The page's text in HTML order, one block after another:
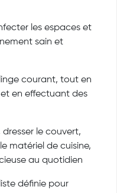
les espaces et
sain et
courant, tout en
en effectuant des
le couvert,
matériel de cuisine,
au quotidien
définie pour